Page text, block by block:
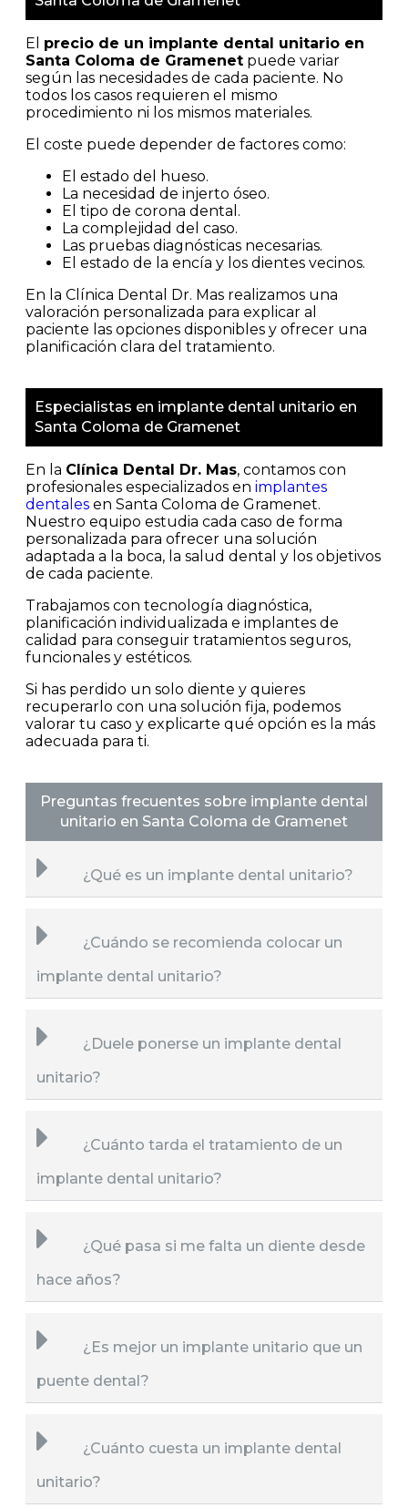
El precio de un implante dental unitario en
Santa Coloma de Gramenet puede variar
según las necesidades de cada paciente. No
todos los casos requieren el mismo
procedimiento ni los mismos materiales.
El coste puede depender de factores como:
El estado del hueso.
La necesidad de injerto óseo.
El tipo de corona dental.
La complejidad del caso.
Las pruebas diagnósticas necesarias.
El estado de la encía y los dientes vecinos.
En la Clínica Dental Dr. Mas realizamos una
valoración personalizada para explicar al
paciente las opciones disponibles y ofrecer una
planificación clara del tratamiento.
Especialistas en implante dental unitario en
Santa Coloma de Gramenet
En la Clínica Dental Dr. Mas, contamos con
profesionales especializados enimplantes
dentales en Santa Coloma de Gramenet.
Nuestro equipo estudia cada caso de forma
personalizada para ofrecer una solución
adaptada a la boca, la salud dental y los objetivos
de cada paciente.
Trabajamos con tecnología diagnóstica,
planificación individualizada e implantes de
calidad para conseguir tratamientos seguros,
funcionales y estéticos.
Si has perdido un solo diente y quieres
recuperarlo con una solución fija, podemos
valorar tu caso y explicarte qué opción es la más
adecuada para ti.
Preguntas frecuentes sobre implante dental
unitario en Santa Coloma de Gramenet
¿Qué es un implante dental unitario?
¿Cuándo se recomienda colocar un
implante dental unitario?
¿Duele ponerse un implante dental
unitario?
¿Cuánto tarda el tratamiento de un
implante dental unitario?
¿Qué pasa si me falta un diente desde
hace años?
¿Es mejor un implante unitario que un
puente dental?
¿Cuánto cuesta un implante dental
unitario?